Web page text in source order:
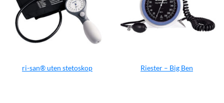
ri-san® uten stetoskop Riester – Big Ben